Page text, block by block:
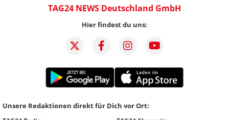
TAG24 NEWS Deutschland GmbH
Hier findest du uns:
Unsere Redaktionen direkt für Dich vor Ort: